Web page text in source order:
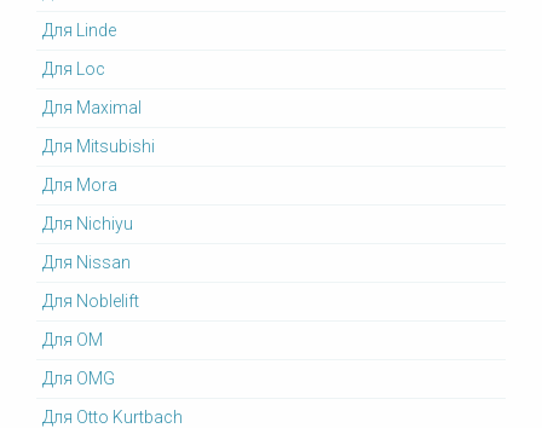
Для Linde
Для Loc
Для Maximal
Для Mitsubishi
Для Mora
Для Nichiyu
Для Nissan
Для Noblelift
Для OM
Для OMG
Для Otto Kurtbach